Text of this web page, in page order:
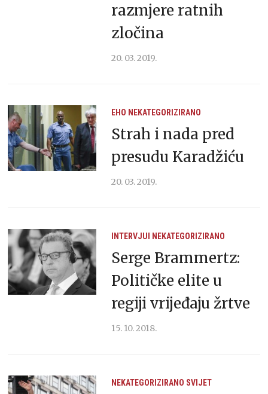
razmjere ratnih
zločina
20. 03. 2019.
EHO NEKATEGORIZIRANO
Strah i nada pred
presudu Karadžiću
20. 03. 2019.
INTERVJUI NEKATEGORIZIRANO
Serge Brammertz:
Političke elite u
regiji vrijeđaju žrtve
15. 10. 2018.
NEKATEGORIZIRANO SVIJET